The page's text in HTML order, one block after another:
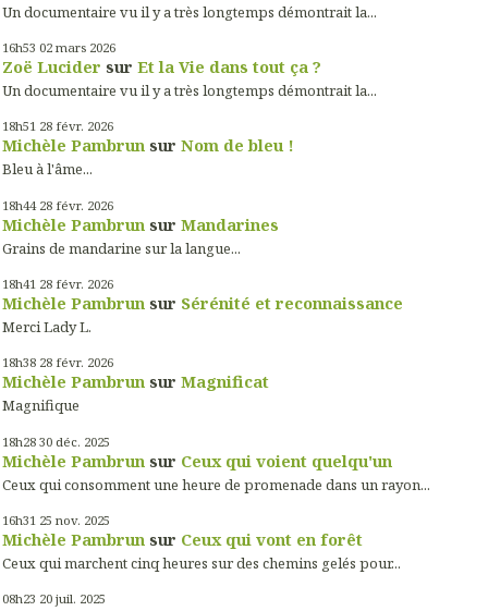
Un documentaire vu il y a très longtemps démontrait la...
16h53 02 mars 2026
Zoë Lucider sur Et la Vie dans tout ça ?
Un documentaire vu il y a très longtemps démontrait la...
18h51 28 févr. 2026
Michèle Pambrun sur Nom de bleu !
Bleu à l'âme...
18h44 28 févr. 2026
Michèle Pambrun sur Mandarines
Grains de mandarine sur la langue...
18h41 28 févr. 2026
Michèle Pambrun sur Sérénité et reconnaissance
Merci Lady L.
18h38 28 févr. 2026
Michèle Pambrun sur Magnificat
Magnifique
18h28 30 déc. 2025
Michèle Pambrun sur Ceux qui voient quelqu'un
Ceux qui consomment une heure de promenade dans un rayon...
16h31 25 nov. 2025
Michèle Pambrun sur Ceux qui vont en forêt
Ceux qui marchent cinq heures sur des chemins gelés pour...
08h23 20 juil. 2025